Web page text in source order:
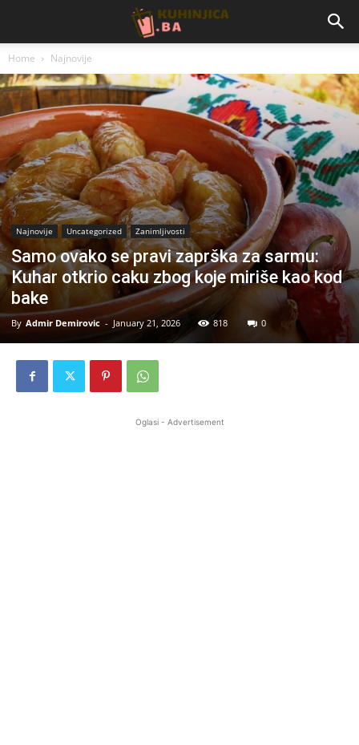
Home Najnovije
Najnovije Uncategorized Zanimljivosti
Samo ovako se pravi zaprška za sarmu:
Kuhar otkrio caku zbog koje miriše kao kod
bake
By Admir Demirovic - January 21, 2026 818 0
Oglasi - Advertisement